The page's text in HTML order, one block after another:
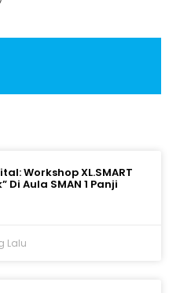
Workshop XL.SMART
Aula SMAN 1 Panji
Lalu